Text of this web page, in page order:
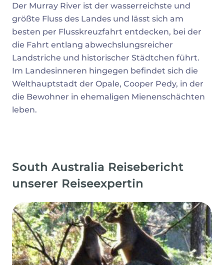
Der Murray River ist der wasserreichste und
größte Fluss des Landes und lässt sich am
besten per Flusskreuzfahrt entdecken, bei der
die Fahrt entlang abwechslungsreicher
Landstriche und historischer Städtchen führt.
Im Landesinneren hingegen befindet sich die
Welthauptstadt der Opale, Cooper Pedy, in der
die Bewohner in ehemaligen Mienenschächten
leben.
South Australia Reisebericht
unserer Reiseexpertin